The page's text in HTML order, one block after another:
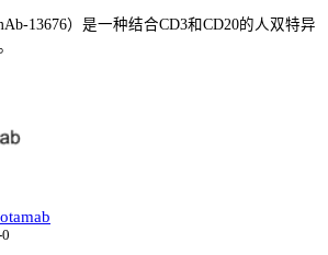
13676）是一种结合CD3和CD20的人双特异